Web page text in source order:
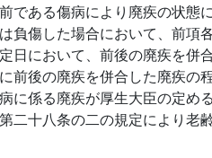
である傷病により廃疾の状態
負傷した場合において、前項
日において、前後の廃疾を併
前後の廃疾を併合した廃疾の
に係る廃疾が厚生大臣の定め
二十八条の二の規定により老